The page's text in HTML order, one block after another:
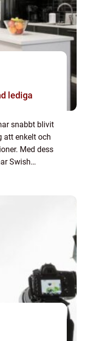
lediga
snabbt blivit
att enkelt och
Med dess
Swish